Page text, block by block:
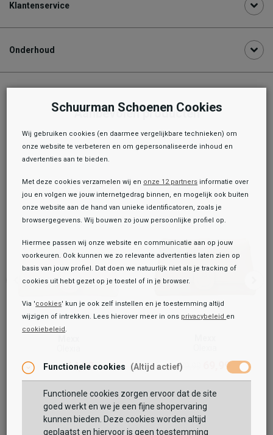
Okalani
59,99
54,99
Maat: ONE
TOEVOEGEN AAN WINKELTAS
Klantenservice
Onderhoud
Aanbevolen producten
79,99 64,99
79,99
69,99
Toegevoegd aan je winkeltas!
Schuurman Schoenen Cookies
Wij gebruiken cookies (en daarmee vergelijkbare technieken) om
onze website te verbeteren en om gepersonaliseerde inhoud en
advertenties aan te bieden.
Met deze cookies verzamelen wij en onze 12 partners informatie over
jou en volgen we jouw internetgedrag binnen, en mogelijk ook buiten
onze website aan de hand van unieke identificatoren, zoals je
browsergegevens. Wij bouwen zo jouw persoonlijke profiel op.
Hiermee passen wij onze website en communicatie aan op jouw
voorkeuren. Ook kunnen we zo relevante advertenties laten zien op
basis van jouw profiel. Dat doen we natuurlijk niet als je tracking of
cookies uit hebt gezet op je toestel of in je browser.
Via 'cookies' kun je ook zelf instellen en je toestemming altijd
wijzigen of intrekken. Lees hierover meer in ons privacybeleid en
cookiebeleid .
Functionele cookies (Altijd actief)
Functionele cookies zorgen ervoor dat de site
goed werkt en we je een fijne shopervaring
kunnen bieden. Deze cookies worden altijd
geplaatst en hiervoor is geen toestemming